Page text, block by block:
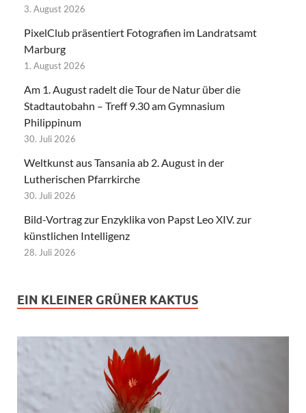
3. August 2026
PixelClub präsentiert Fotografien im Landratsamt
Marburg
1. August 2026
Am 1. August radelt die Tour de Natur über die
Stadtautobahn – Treff 9.30 am Gymnasium
Philippinum
30. Juli 2026
Weltkunst aus Tansania ab 2. August in der
Lutherischen Pfarrkirche
30. Juli 2026
Bild-Vortrag zur Enzyklika von Papst Leo XIV. zur
künstlichen Intelligenz
28. Juli 2026
EIN KLEINER GRÜNER KAKTUS